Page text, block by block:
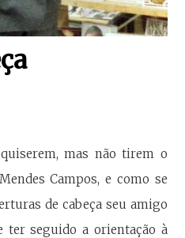
mas não tirem o
Campos, e como se
de cabeça seu amigo
ter seguido a orientação à